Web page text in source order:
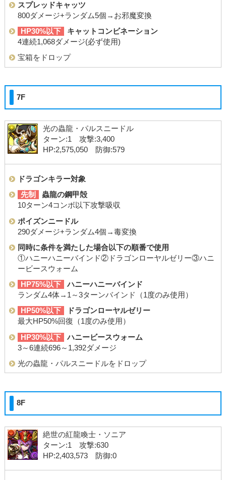
スプレッドキャッツ
800ダメージ+ランダム5個→お邪魔変換
HP30%以下
キャットコンビネーション
4連続1,068ダメージ(必ず使用)
宝箱をドロップ
7F
光の蟲龍・パルスニードル
ターン:1 攻撃:3,400
HP:2,575,050 防御:579
ドラゴンキラー対象
先制
蟲龍の鋼甲殻
10ターン4コンボ以下攻撃吸収
ポイズンニードル
290ダメージ+ランダム4個→毒変換
同時に条件を満たした場合以下の順番で使用
①ハニーハニーバインド②ドラゴンローヤルゼリー③ハニ
ービースウォーム
HP75%以下
ハニーハニーバインド
ランダム4体→1～3ターンバインド（1度のみ使用）
HP50%以下
ドラゴンローヤルゼリー
最大HP50%回復（1度のみ使用）
HP30%以下
ハニービースウォーム
3～6連続696～1,392ダメージ
光の蟲龍・パルスニードルをドロップ
8F
絶世の紅龍喚士・ソニア
ターン:1 攻撃:630
HP:2,403,573 防御:0